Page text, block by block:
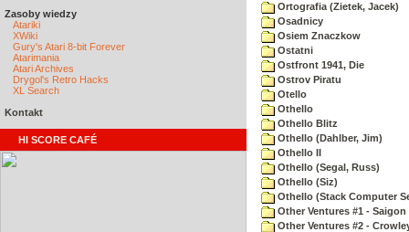
Zasoby wiedzy
Atariki
XWiki
Gury's Atari 8-bit Forever
Atarimania
Atari Archives
Drygol's Retro Hacks
XL Search
Kontakt
HI SCORE CAFÉ
Ortografia (Zietek, Jacek)
Osadnicy
Osiem Znaczkow
Ostatni
Ostfront 1941, Die
Ostrov Piratu
Otello
Othello
Othello Blitz
Othello (Dahlber, Jim)
Othello II
Othello (Segal, Russ)
Othello (Siz)
Othello (Stack Computer
Other Ventures #1 -
Other Ventures #2 -